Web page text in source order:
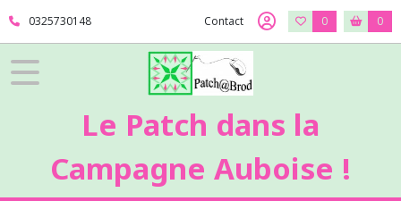
0325730148 Contact 0 0
Le Patch dans la
Campagne Auboise !
Fermer
FILTRES